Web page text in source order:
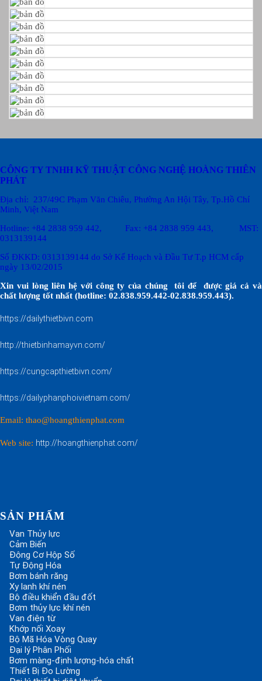
CÔNG TY TNHH KỸ THUẬT CÔNG NGHỆ HOÀNG THIÊN
PHÁT
Địa chỉ: 237/49C Phạm Văn Chiêu, Phường An Hội Tây, Tp.Hồ Chí
Minh, Việt Nam
Hotline: +84 2838 959 442, Fax: +84 2838 959 443, MST:
0313139144
Số ĐKKD: 0313139144 do Sở Kế Hoạch và Đầu Tư T.p HCM cấp
ngày 13/02/2015
Xin vui lòng liên hệ với công ty của chúng tôi để được giá cả và
chất lượng tốt nhất (hotline: 02.838.959.442-02.838.959.443).
https://dailythietbivn.com
http://thietbinhamayvn.com/
https://cungcapthietbivn.com/
https://dailyphanphoivietnam.com/
Email: thao@hoangthienphat.com
Web site: http://hoangthienphat.com/
SẢN PHẨM
Van Thủy lực
Cảm Biến
Động Cơ Hộp Số
Tự Động Hóa
Bơm bánh răng
Xy lanh khí nén
Bộ điều khiển đầu đốt
Bơm thủy lực khí nén
Van điện từ
Khớp nối Xoay
Bộ Mã Hóa Vòng Quay
Đại lý Phân Phối
Bơm màng-định lượng-hóa chất
Thiết Bị Đo Lường